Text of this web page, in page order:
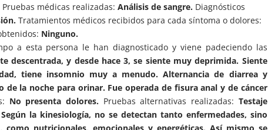
Pruebas médicas realizadas:Análisis de sangre. Diagnósticos
Tratamientos médicos recibidos para cada síntoma o dolores:
Ninguno.
a esta persona le han diagnosticado y viene padeciendo las
descentrada, y desde hace 3, se siente muy deprimida. Siente
tiene insomnio muy a menudo. Alternancia de diarrea y
la noche para orinar. Fue operada de fisura anal y de cáncer
No presenta dolores. Pruebas alternativas realizadas: Testaje
Según la kinesiología, no se detectan tanto enfermedades, sino